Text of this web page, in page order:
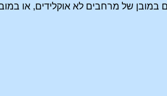
של מרחבים לא אוקלידים, או